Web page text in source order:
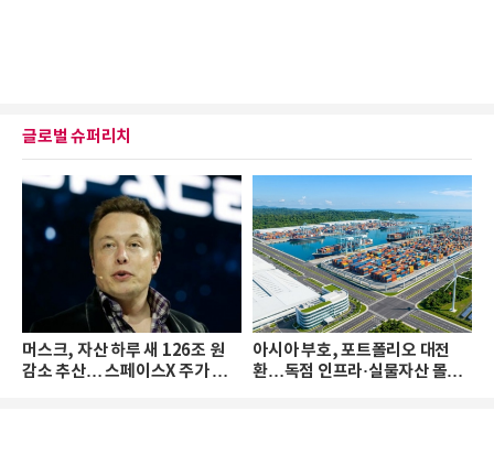
글로벌 슈퍼리치
머스크, 자산 하루 새 126조 원
감소 추산… 스페이스X 주가 하
아시아 부호, 포트폴리오 대전
환…독점 인프라·실물자산 몰린